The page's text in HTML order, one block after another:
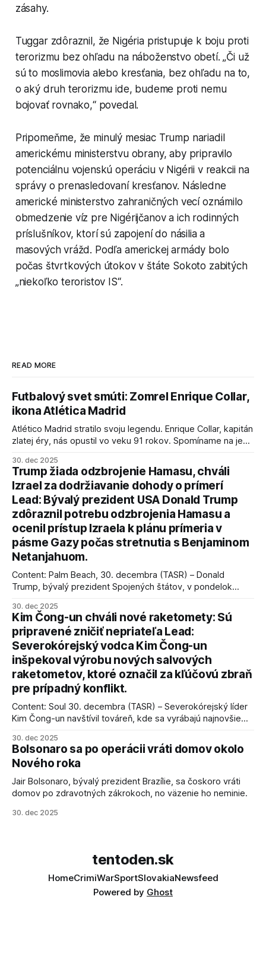
zásahy.
Tuggar zdôraznil, že Nigéria pristupuje k boju proti
terorizmu bez ohľadu na náboženstvo obetí. „Či už
sú to moslimovia alebo kresťania, bez ohľadu na to,
o aký druh terorizmu ide, budeme proti nemu
bojovať rovnako,“ povedal.
Pripomeňme, že minulý mesiac Trump nariadil
americkému ministerstvu obrany, aby pripravilo
potenciálnu vojenskú operáciu v Nigérii v reakcii na
správy o prenasledovaní kresťanov. Následne
americké ministerstvo zahraničných vecí oznámilo
obmedzenie víz pre Nigérijčanov a ich rodinných
príslušníkov, ktorí sú zapojení do násilia a
masových vrážd. Podľa americkej armády bolo
počas štvrtkových útokov v štáte Sokoto zabitých
„niekoľko teroristov IS“.
READ MORE
Futbalový svet smúti: Zomrel Enrique Collar,
ikona Atlética Madrid
Atlético Madrid stratilo svoju legendu. Enrique Collar, kapitán
zlatej éry, nás opustil vo veku 91 rokov. Spomíname na jeho
30. dec 2025
Trump žiada odzbrojenie Hamasu, chváli
Izrael za dodržiavanie dohody o prímerí
Lead: Bývalý prezident USA Donald Trump
zdôraznil potrebu odzbrojenia Hamasu a
ocenil prístup Izraela k plánu prímeria v
pásme Gazy počas stretnutia s Benjaminom
Netanjahuom.
Content: Palm Beach, 30. decembra (TASR) – Donald
Trump, bývalý prezident Spojených štátov, v pondelok
kľúčové pre úspešné dosiahnutie prímeria v Gaze. Agentúra
AFP informuje, že Trump vyjadril presvedčenie, že Izrael plní
podmienky dohody o prí
30. dec 2025
Kim Čong-un chváli nové raketomety: Sú
pripravené zničiť nepriateľa Lead:
Severokórejský vodca Kim Čong-un
inšpekoval výrobu nových salvových
raketometov, ktoré označil za kľúčovú zbraň
pre prípadný konflikt.
Content: Soul 30. decembra (TASR) – Severokórejský líder
Kim Čong-un navštívil továreň, kde sa vyrábajú najnovšie
schopnosti. Informovali o tom štátne médiá KĽDR, na ktoré
sa odvoláva agentúra AFP.
30. dec 2025
Bolsonaro sa po operácii vráti domov okolo
Nového roka
Jair Bolsonaro, bývalý prezident Brazílie, sa čoskoro vráti
domov po zdravotných zákrokoch, no väzenie ho neminie.
30. dec 2025
tentoden.sk
HomeCrimiWarSportSlovakiaNewsfeed
Powered by Ghost